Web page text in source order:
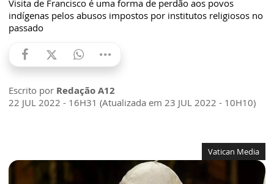
Visita de Francisco é uma forma de perdão aos povos
indígenas pelos abusos impostos por institutos religiosos no
passado
Escrito por Redação A12
22 JUL 2022 - 16H31 (Atualizada em 23 JUL 2022 - 10H10)
Vatican Media